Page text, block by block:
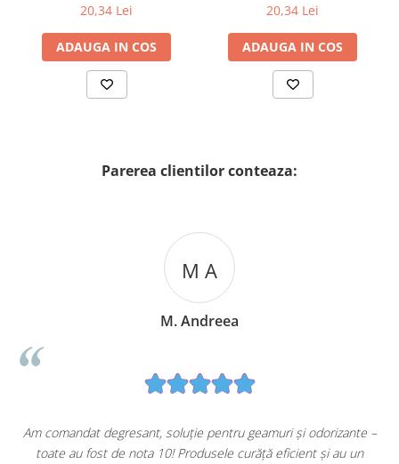
20,34 Lei
ADAUGA IN COS
20,34 Lei
ADAUGA IN COS
Parerea clientilor conteaza:
M A
M. Andreea
Am comandat degresant, soluție pentru geamuri și odorizante –
toate au fost de nota 10! Produsele curăță eficient și au un